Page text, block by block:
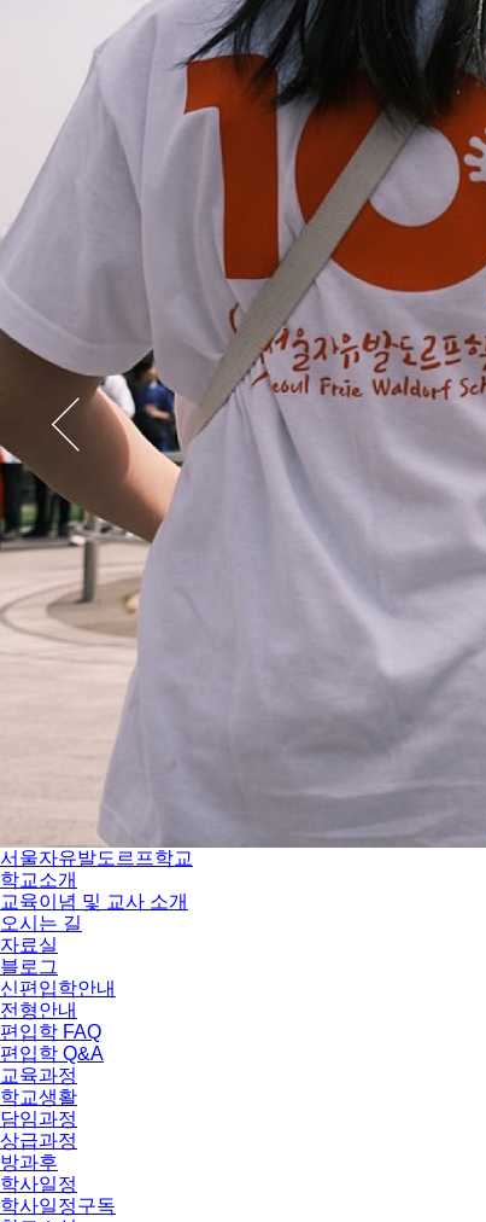
서울자유발도르프학교
학교소개
교육이념 및 교사 소개
오시는 길
자료실
블로그
신편입학안내
전형안내
편입학 FAQ
편입학 Q&A
교육과정
학교생활
담임과정
상급과정
방과후
학사일정
학사일정구독